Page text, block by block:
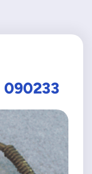
090233